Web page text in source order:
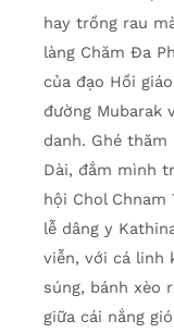
hay trồng rau
làng Chăm Đa
của đạo Hồi
đường Mubarak
danh. Ghé
Dài, đắm mình
hội Chol
lễ dâng y
viễn, với cá linh
súng, bánh xèo
giữa cái nắng